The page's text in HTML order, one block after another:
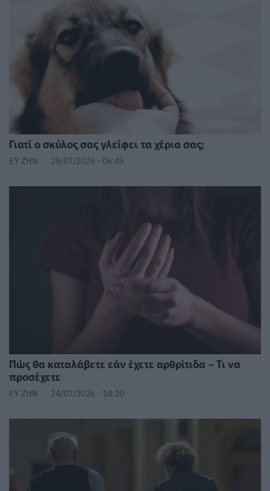
Γιατί ο σκύλος σας γλείφει τα χέρια σας;
ΕΥ ΖΗΝ 28/07/2026 - 06:45
Πώς θα καταλάβετε εάν έχετε αρθρίτιδα – Τι να
προσέχετε
ΕΥ ΖΗΝ 24/07/2026 - 18:20